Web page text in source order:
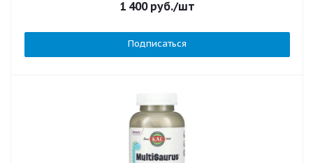
1 400руб./шт
Подписаться